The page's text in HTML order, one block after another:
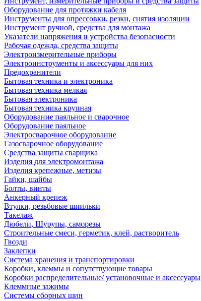
Оборудование для протяжки кабеля
Инструменты для опрессовки, резки, снятия изоляции
Инструмент ручной, средства для монтажа
Указатели напряжения и устройства безопасности
Рабочая одежда, средства защиты
Электроизмерительные приборы
Электроинструменты и аксессуары для них
Предохранители
Бытовая техника и электроника
Бытовая техника мелкая
Бытовая электроника
Бытовая техника крупная
Оборудование паяльное и сварочное
Оборудование паяльное
Электросварочное оборудование
Газосварочное оборудование
Средства защиты сварщика
Изделия для электромонтажа
Изделия крепежные, метизы
Гайки, шайбы
Болты, винты
Анкерный крепеж
Втулки, резьбовые шпильки
Такелаж
Дюбели, Шурупы, саморезы
Строительные смеси, герметик, клей, растворитель
Гвозди
Заклепки
Система хранения и транспортировки
Коробки, клеммы и сопутствующие товары
Коробки распределительные/ установочные и аксессуары
Клеммные зажимы
Системы сборных шин